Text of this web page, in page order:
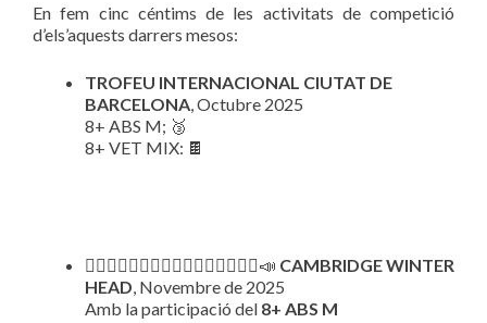
En fem cinc céntims de les activitats de competició
d’els’aquests darrers mesos:
TROFEU INTERNACIONAL CIUTAT DE
BARCELONA, Octubre 2025
8+ ABS M; 🥉
8+ VET MIX: 🍫
🚣‍♂️🚣‍♂️🚣‍♂️🚣‍♂️🚣‍♂️🚣‍♂️🚣‍♂️🚣‍♂️📣 CAMBRIDGE WINTER
HEAD, Novembre de 2025
Amb la participació del 8+ ABS M